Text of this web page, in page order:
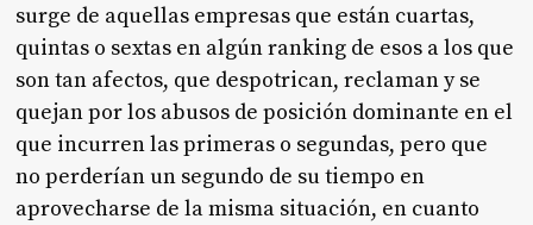
surge de aquellas empresas que están cuartas,
quintas o sextas en algún ranking de esos a los que
son tan afectos, que despotrican, reclaman y se
quejan por los abusos de posición dominante en el
que incurren las primeras o segundas, pero que
no perderían un segundo de su tiempo en
aprovecharse de la misma situación, en cuanto